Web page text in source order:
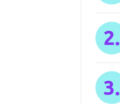
2.
3.